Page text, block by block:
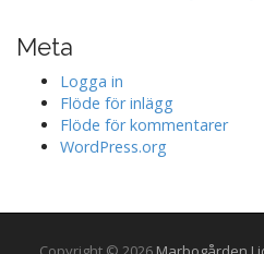
Meta
Logga in
Flöde för inlägg
Flöde för kommentarer
WordPress.org